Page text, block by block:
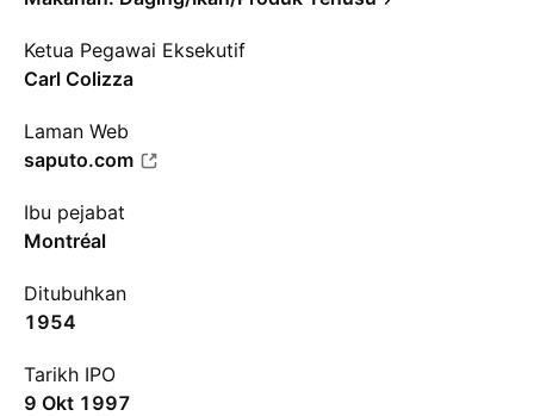
Ketua Pegawai Eksekutif
Carl Colizza
Laman Web
saputo.com
Ibu pejabat
Montréal
Ditubuhkan
1954
Tarikh IPO
9 Okt 1997